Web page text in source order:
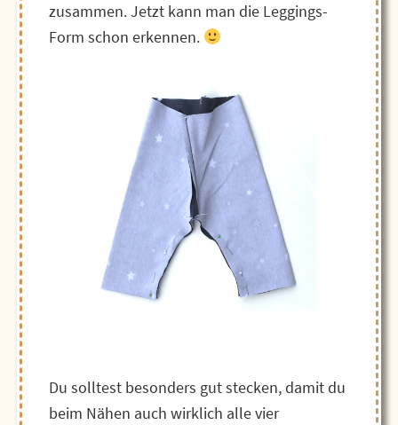
zusammen. Jetzt kann man die Leggings-
Form schon erkennen.
Du solltest besonders gut stecken, damit du
beim Nähen auch wirklich alle vier